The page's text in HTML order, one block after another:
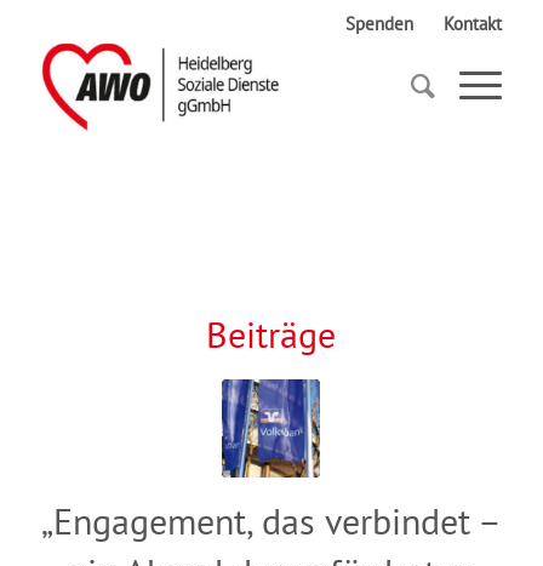
Spenden Kontakt
Volksbank
Beiträge
„Engagement, das verbindet –